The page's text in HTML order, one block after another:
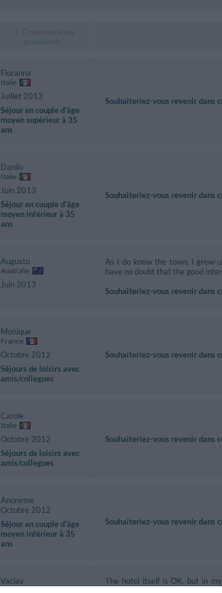
Fioranna
Italie
Juillet 2013
Séjour en couple d'âge
moyen supérieur à 35
ans
Souhaiteriez-vous revenir dans
Danilo
Italie
Juin 2013
Séjour en couple d'âge
moyen inférieur à 35
ans
Souhaiteriez-vous revenir dans
Augusto
Australie
Juin 2013
As I do know the town, I grew-
have no doubt that the good
Souhaiteriez-vous revenir dans
Monique
France
Octobre 2012
Séjours de loisirs avec
amis/collegues
Souhaiteriez-vous revenir dans
Carole
Italie
Octobre 2012
Séjours de loisirs avec
amis/collegues
Souhaiteriez-vous revenir dans
Anonyme
Octobre 2012
Séjour en couple d'âge
moyen inférieur à 35
ans
Souhaiteriez-vous revenir dans
Vaclav
The hotel itself is OK, but in
which was our case. We spent